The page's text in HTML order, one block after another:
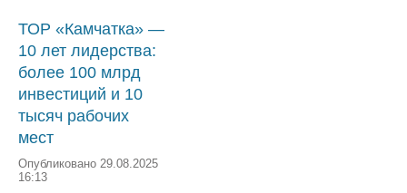
ТОР «Камчатка» —
10 лет лидерства:
более 100 млрд
инвестиций и 10
тысяч рабочих
мест
Опубликовано 29.08.2025
16:13